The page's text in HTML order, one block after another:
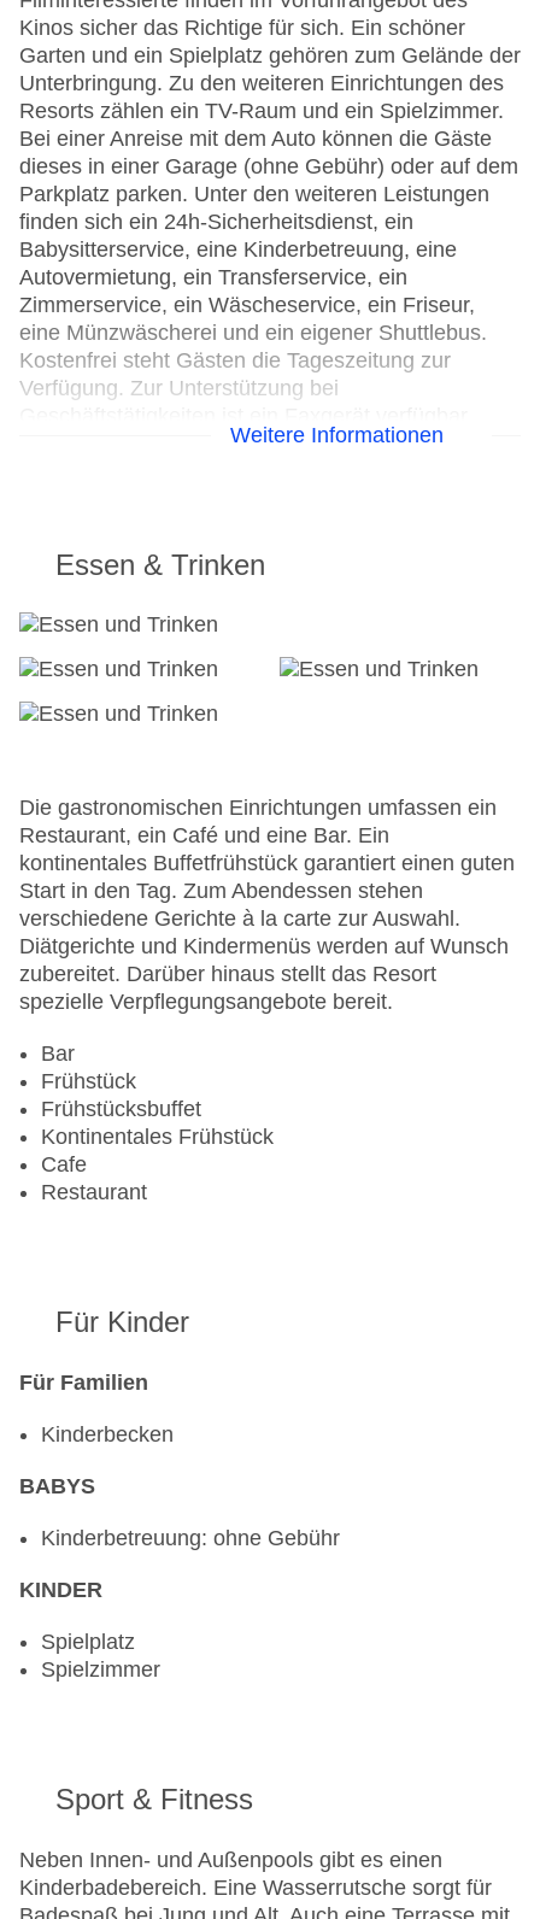
Kinos sicher das Richtige für sich. Ein schöner
Garten und ein Spielplatz gehören zum Gelände der
Unterbringung. Zu den weiteren Einrichtungen des
Resorts zählen ein TV-Raum und ein Spielzimmer.
Bei einer Anreise mit dem Auto können die Gäste
dieses in einer Garage (ohne Gebühr) oder auf dem
Parkplatz parken. Unter den weiteren Leistungen
finden sich ein 24h-Sicherheitsdienst, ein
Babysitterservice, eine Kinderbetreuung, eine
Autovermietung, ein Transferservice, ein
Zimmerservice, ein Wäscheservice, ein Friseur,
eine Münzwäscherei und ein eigener Shuttlebus.
Kostenfrei steht Gästen die Tageszeitung zur
Verfügung. Zur Unterstützung bei
Check-out bis: 13:00:01
Konferenzraum
Garten: ohne Gebühr
Hotelsafe
Letzte umfassende Renovierung: 2014
Anzahl der Aufzüge: 1
Zimmerservice
Sonnenterrasse
Gesamtanzahl der Stockwerke: 2
Gesamtanzahl der Zimmer: 24
Pools:Kinderbecken, Indoor Pool, Outdoor Pool,
Sonnenschirme am Pool, Liegen am Pool,
Wasserrutsche
Visa
Landeskategorie: 4 Sterne
Weitere Informationen
Essen & Trinken
Die gastronomischen Einrichtungen umfassen ein
Restaurant, ein Café und eine Bar. Ein
kontinentales Buffetfrühstück garantiert einen guten
Start in den Tag. Zum Abendessen stehen
verschiedene Gerichte à la carte zur Auswahl.
Diätgerichte und Kindermenüs werden auf Wunsch
zubereitet. Darüber hinaus stellt das Resort
spezielle Verpflegungsangebote bereit.
Bar
Frühstück
Frühstücksbuffet
Kontinentales Frühstück
Cafe
Restaurant
Für Kinder
Für Familien
Kinderbecken
BABYS
Kinderbetreuung: ohne Gebühr
KINDER
Spielplatz
Spielzimmer
Sport & Fitness
Neben Innen- und Außenpools gibt es einen
Kinderbadebereich. Eine Wasserrutsche sorgt für